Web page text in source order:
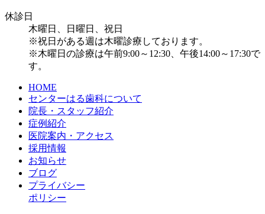
休診日
木曜日、日曜日、祝日
※祝日がある週は木曜診療しております。
※木曜日の診療は午前9:00～12:30、午後14:00～17:30で
す。
HOME
センターはる歯科について
院長・スタッフ紹介
症例紹介
医院案内・アクセス
採用情報
お知らせ
ブログ
プライバシー
ポリシー